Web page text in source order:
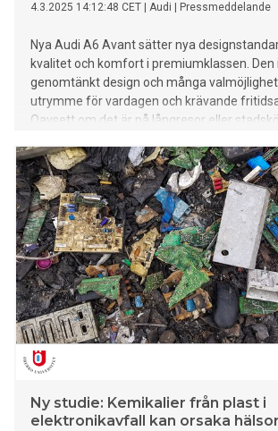
4.3.2025 14:12:48 CET Audi Pressmeddelande
Nya Audi A6 Avant sätter nya
kvalitet och komfort i premiumklassen.
genomtänkt design och många
utrymme för vardagen och krävande
Oavsett om det är på långresor eller
både hög komfort och sportiga
Avant är baserad på PPC (Premium
med moderna förbränningsmotorer som
och dynamiska tack vare
Senare i år kommer även
förbättrad batteri- och drivteknik erbjudas.
höjdpunkter är intuitiva manöver- och
ny digital ljusteknik och intelligenta
Ny studie: Kemikalier från plast i
elektronikavfall kan orsaka